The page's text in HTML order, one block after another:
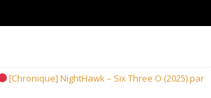
[Chronique] NightHawk – Six Three O (2025) par